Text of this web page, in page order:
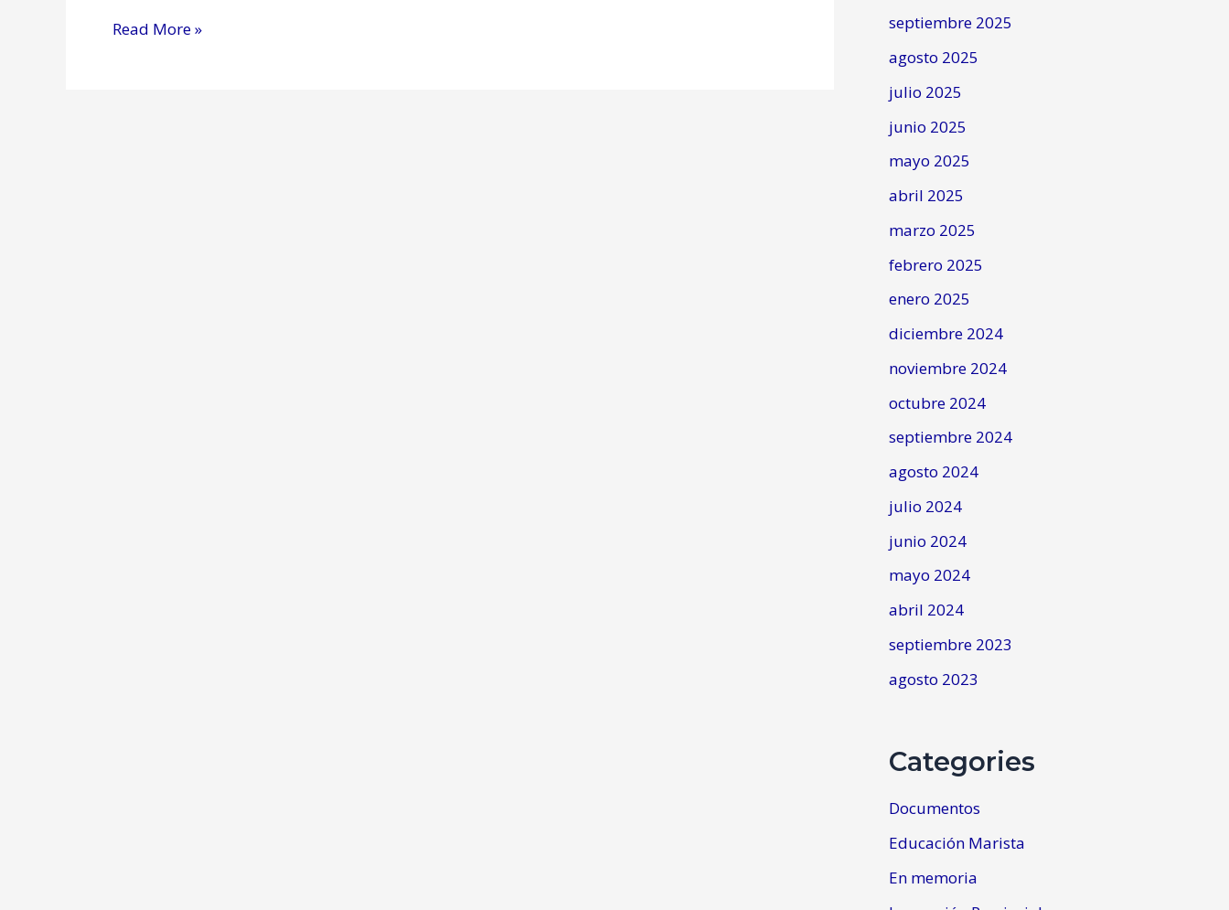
Read More »
septiembre 2025
agosto 2025
julio 2025
junio 2025
mayo 2025
abril 2025
marzo 2025
febrero 2025
enero 2025
diciembre 2024
noviembre 2024
octubre 2024
septiembre 2024
agosto 2024
julio 2024
junio 2024
mayo 2024
abril 2024
septiembre 2023
agosto 2023
Categories
Documentos
Educación Marista
En memoria